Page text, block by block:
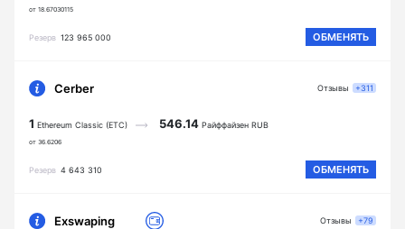
от 18.67030115
Резерв 123 965 000 ОБМЕНЯТЬ
Cerber
1 Ethereum Classic (ETC)
от 36.6206
546.14 Райффайзен RUB
Резерв 4 643 310 ОБМЕНЯТЬ
Отзывы +311
Exswaping Отзывы +79